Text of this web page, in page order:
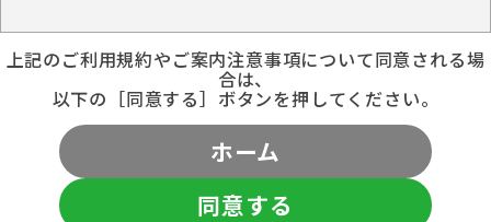
上記のご利用規約やご案内注意事項について同意される場
合は、
以下の［同意する］ボタンを押してください。
ホーム
同意する